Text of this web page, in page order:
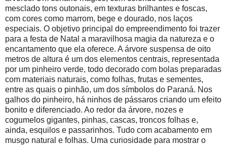
mesclado tons outonais, em texturas brilhantes e foscas,
com cores como marrom, bege e dourado, nos laços
especiais. O objetivo principal do empreendimento foi trazer
para a festa de Natal a maravilhosa magia da natureza e o
encantamento que ela oferece. A árvore suspensa de oito
metros de altura é um dos elementos centrais, representada
por um pinheiro verde, todo decorado com bolas preparadas
com materiais naturais, como folhas, frutas e sementes,
entre as quais o pinhão, um dos símbolos do Paraná. Nos
galhos do pinheiro, há ninhos de pássaros criando um efeito
bonito e diferenciado. Ao redor da árvore, nozes e
cogumelos gigantes, pinhas, cascas, troncos folhas e,
ainda, esquilos e passarinhos. Tudo com acabamento em
musgo natural e folhas. Uma curiosidade para mostrar o